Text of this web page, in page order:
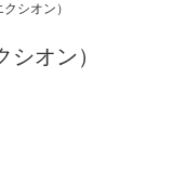
シオン）
オン）